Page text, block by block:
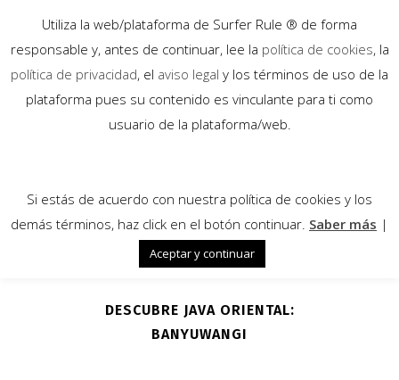
13
DESCUBRE JAVA ORIENTAL:
BANYUWANGI
Utiliza la web/plataforma de Surfer Rule ® de forma
responsable y, antes de continuar, lee la política de cookies, la
política de privacidad, el aviso legal y los términos de uso de la
plataforma pues su contenido es vinculante para ti como
usuario de la plataforma/web.
Si estás de acuerdo con nuestra política de cookies y los
demás términos, haz click en el botón continuar. Saber más |
Aceptar y continuar